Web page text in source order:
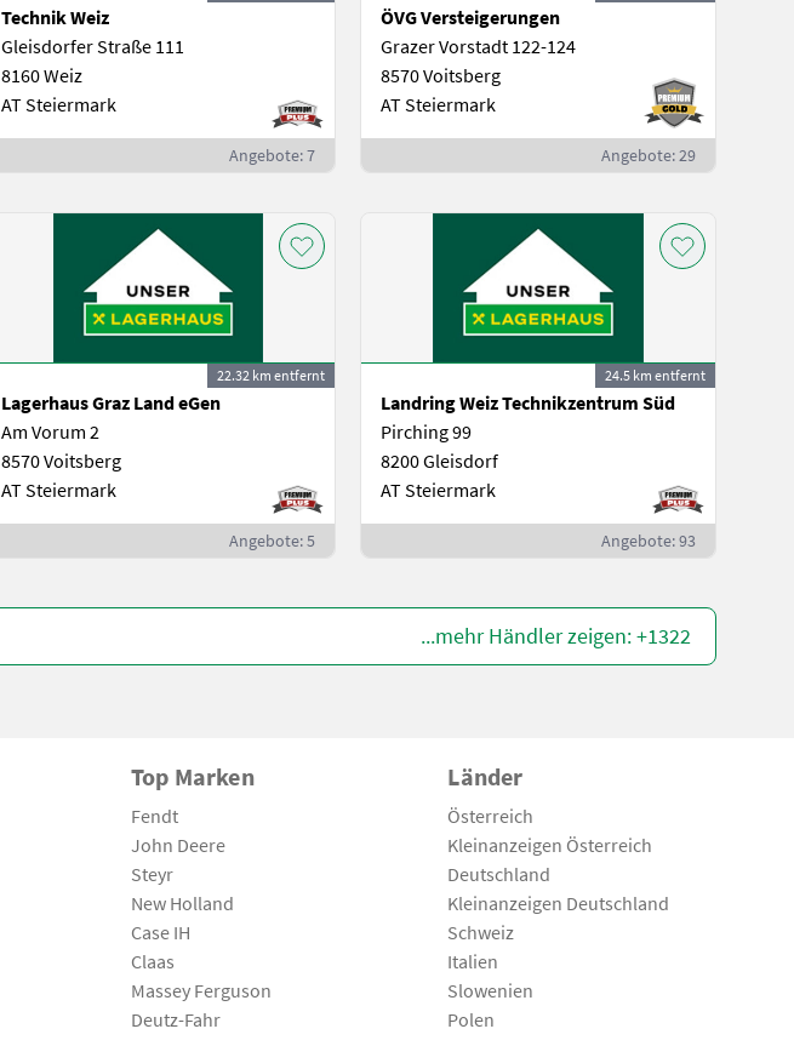
Technik Weiz
Gleisdorfer Straße 111
8160 Weiz
AT Steiermark
Angebote: 7
ÖVG Versteigerungen
Grazer Vorstadt 122-124
8570 Voitsberg
AT Steiermark
Angebote: 29
22.32 km entfernt
Lagerhaus Graz Land eGen
Am Vorum 2
8570 Voitsberg
AT Steiermark
Angebote: 5
24.5 km entfernt
Landring Weiz Technikzentrum Süd
Pirching 99
8200 Gleisdorf
AT Steiermark
Angebote: 93
...mehr Händler zeigen: +1322
Top Marken
Fendt
John Deere
Steyr
New Holland
Case IH
Claas
Massey Ferguson
Deutz-Fahr
Länder
Österreich
Kleinanzeigen Österreich
Deutschland
Kleinanzeigen Deutschland
Schweiz
Italien
Slowenien
Polen